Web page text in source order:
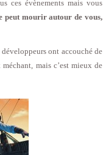
ces évènements mais vous
peut mourir autour de vous,
ont accouché de
mais c’est mieux de